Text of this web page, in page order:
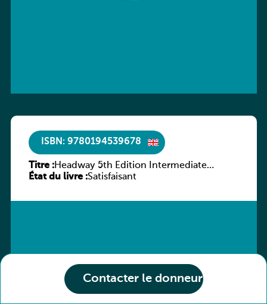
Contacter le donneur
ISBN: 9780194539678
Titre :Headway 5th Edition Intermediate
Workbook without key
État du livre :Satisfaisant